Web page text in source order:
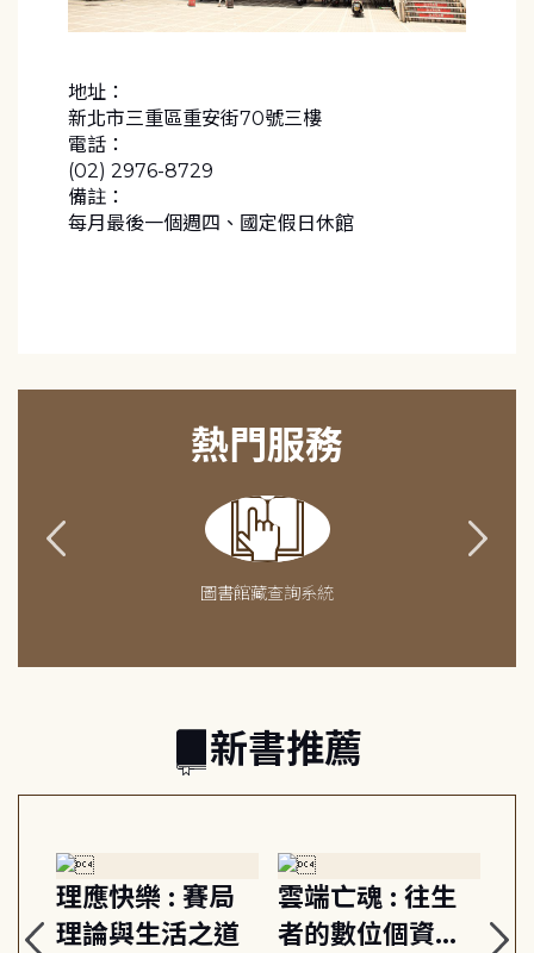
地址：
新北市三重區重安街70號三樓
電話：
(02) 2976-8729
備註：
每月最後一個週四、國定假日休館
熱門服務
圖書館藏查詢系統
新書推薦
理應快樂 : 賽局
理論與生活之道
雲端亡魂 : 往生
者的數位個資與
心